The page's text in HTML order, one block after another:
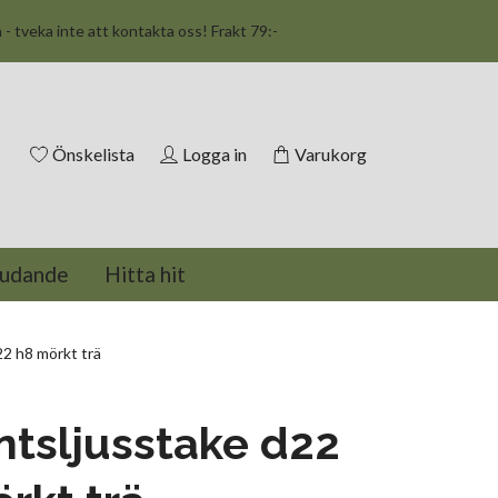
- tveka inte att kontakta oss! Frakt 79:-
Önskelista Logga in Varukorg
Hitta hit
h8 mörkt trä
d22